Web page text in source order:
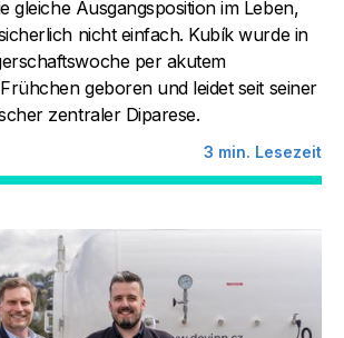
gleiche Ausgangsposition im Leben,
nicht einfach. Kubík wurde in
per akutem
geboren und leidet seit seiner
zentraler Diparese.
3 min. Lesezeit